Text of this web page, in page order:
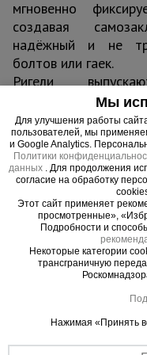
мгновенно
создавая
надёжный и не
болтов или гаек.
Ригели
номенклатурном
собирать
стоек и
Конструкция
из замков,
влажности.
труба с порошковым
Область применения
Монолитные
жилом,
Устройство
Мы
Для улучшения работы
пользователей, мы
и Google Analytics.
Политики
данных . Для продолжения
согласие на обработку
Этот сайт применяет
просмотренные»,
Подробности и
Некоторые категории
трансграничную
Нажимая «Принять